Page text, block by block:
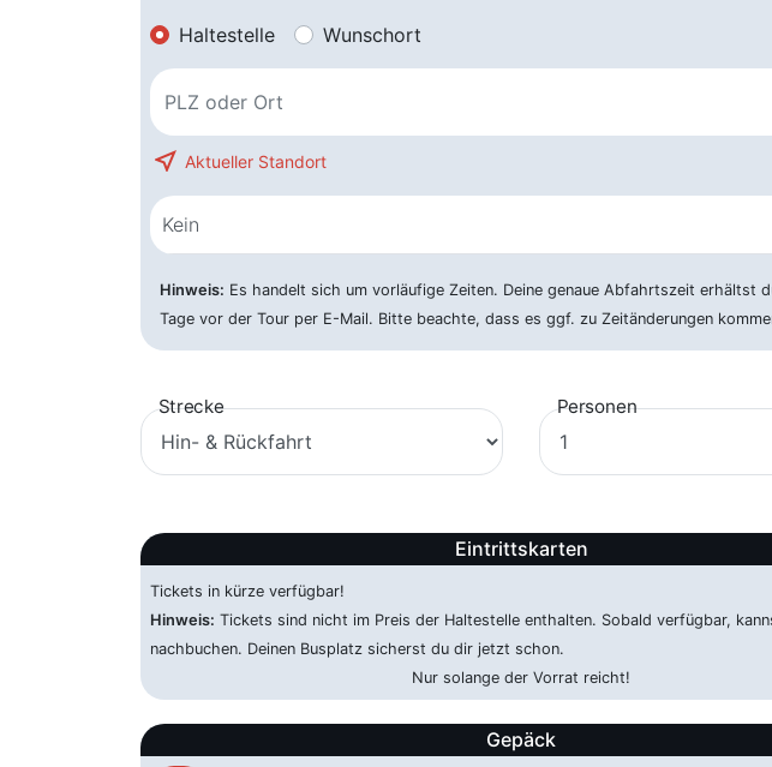
Haltestelle Wunschort
near_me Aktueller Standort
Kein
Hinweis: Es handelt sich um vorläufige Zeiten. Deine genaue Abfahrtszeit erhältst
Tage vor der Tour per E-Mail. Bitte beachte, dass es ggf. zu Zeitänderungen
Strecke Personen
Eintrittskarten
Tickets in kürze verfügbar!
Hinweis: Tickets sind nicht im Preis der Haltestelle enthalten. Sobald verfügbar,
nachbuchen. Deinen Busplatz sicherst du dir jetzt schon.
Nur solange der Vorrat reicht!
Gepäck